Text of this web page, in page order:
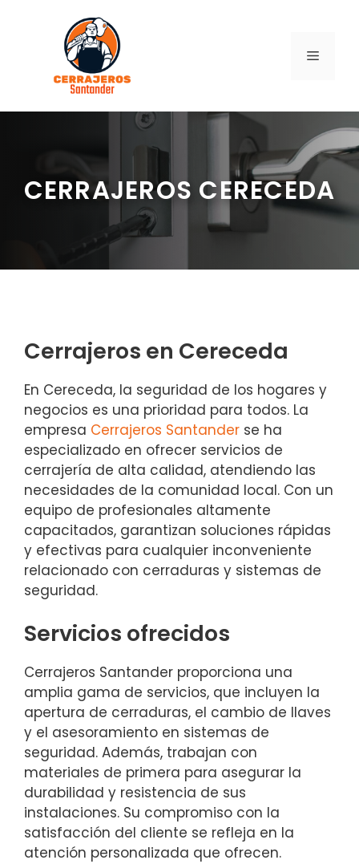
contenido
MENÚ
CERRAJEROS CERECEDA
Cerrajeros en Cereceda
En Cereceda, la seguridad de los hogares y
negocios es una prioridad para todos. La
empresa Cerrajeros Santander se ha
especializado en ofrecer servicios de
cerrajería de alta calidad, atendiendo las
necesidades de la comunidad local. Con un
equipo de profesionales altamente
capacitados, garantizan soluciones rápidas
y efectivas para cualquier inconveniente
relacionado con cerraduras y sistemas de
seguridad.
Servicios ofrecidos
Cerrajeros Santander proporciona una
amplia gama de servicios, que incluyen la
apertura de cerraduras, el cambio de llaves
y el asesoramiento en sistemas de
seguridad. Además, trabajan con
materiales de primera para asegurar la
durabilidad y resistencia de sus
instalaciones. Su compromiso con la
satisfacción del cliente se refleja en la
atención personalizada que ofrecen.